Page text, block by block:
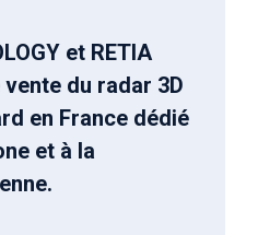
et RETIA
du radar 3D
en France dédié
et à la